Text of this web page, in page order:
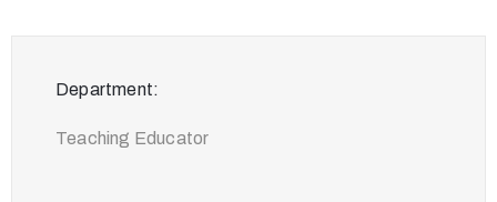
Department:
Teaching Educator